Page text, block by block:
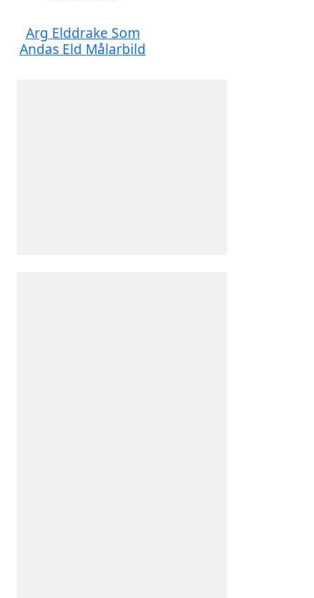
Arg Elddrake Som
Andas Eld Målarbild